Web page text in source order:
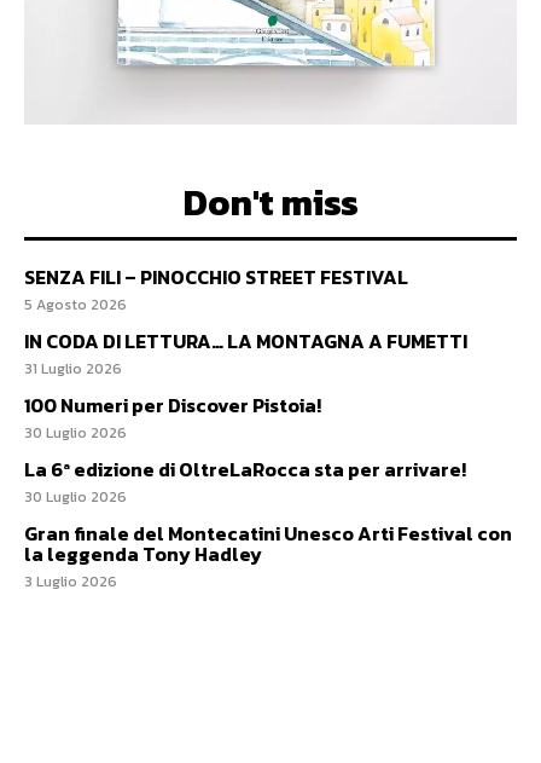
Don't miss
SENZA FILI – PINOCCHIO STREET FESTIVAL
5 Agosto 2026
IN CODA DI LETTURA… LA MONTAGNA A FUMETTI
31 Luglio 2026
100 Numeri per Discover Pistoia!
30 Luglio 2026
La 6ª edizione di OltreLaRocca sta per arrivare!
30 Luglio 2026
Gran finale del Montecatini Unesco Arti Festival con
la leggenda Tony Hadley
3 Luglio 2026